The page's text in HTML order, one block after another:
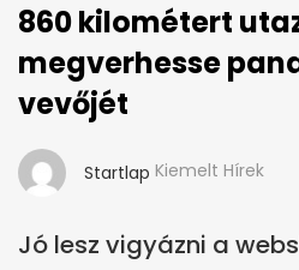
860 kilométert
megverhesse
vevőjét
Startlap Kiemelt Hírek
Jó lesz vigyázni a